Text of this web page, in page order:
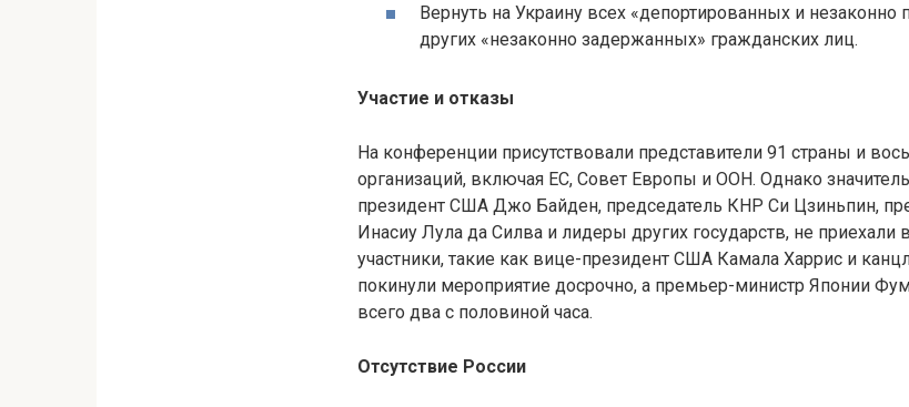
Вернуть на Украину всех «депортированных и
других «незаконно задержанных» гражданских лиц.
Участие и отказы
На конференции присутствовали представители 91 страны и
организаций, включая ЕС, Совет Европы и ООН. Однако
президент США Джо Байден, председатель КНР Си Цзиньпин,
Инасиу Лула да Силва и лидеры других государств, не
участники, такие как вице-президент США Камала Харрис и
покинули мероприятие досрочно, а премьер-министр Японии
всего два с половиной часа.
Отсутствие России